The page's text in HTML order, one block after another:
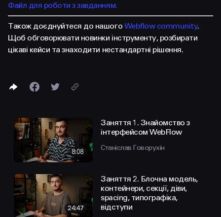
Файл для роботи з завданням.
Також доєднуйтеся до нашого Webflow community.
Щоб обговорювати новинки інструменту, розбирати
цікаві кейси та знаходити нестандартні рішення.
8:08
Заняття 1. Знайомство з
інтерфейсом WebFlow
Станіслав Говорухін
24:47
Заняття 2. Блочна модель,
контейнери, секції, діви,
spacing, типографіка,
відступи